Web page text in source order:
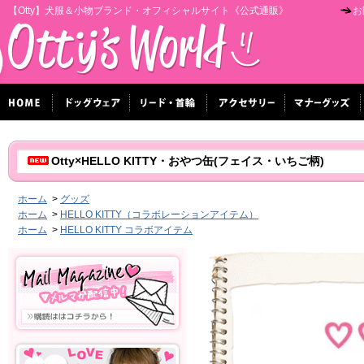
【Otty】犬服＆小物ブランド・オフィシャルサイト《公式通販》
Otty×HELLO KITTY・おやつ缶(フェイス・いちご柄)
ホーム > グッズ
ホーム > HELLO KITTY（コラボレーションアイテム）
ホーム > HELLO KITTY コラボアイテム